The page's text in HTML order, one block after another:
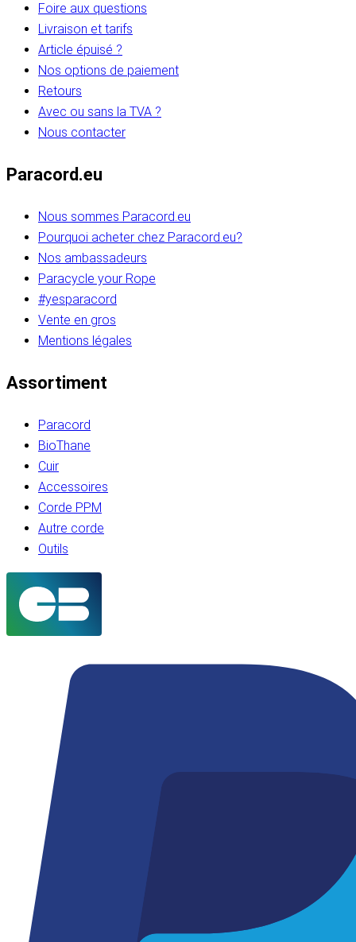
Foire aux questions
Livraison et tarifs
Article épuisé ?
Nos options de paiement
Retours
Avec ou sans la TVA ?
Nous contacter
Paracord.eu
Nous sommes Paracord.eu
Pourquoi acheter chez Paracord.eu?
Nos ambassadeurs
Paracycle your Rope
#yesparacord
Vente en gros
Mentions légales
Assortiment
Paracord
BioThane
Cuir
Accessoires
Corde PPM
Autre corde
Outils